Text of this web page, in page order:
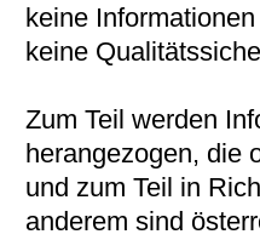
keine
keine
Zum Teil werden
herangezogen, die
und zum Teil in
anderem sind